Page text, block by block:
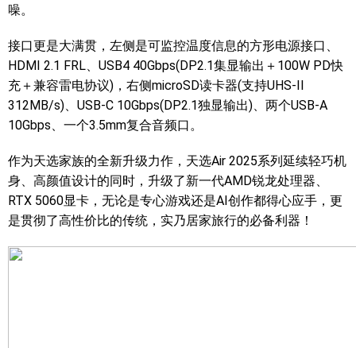
噪。
接口更是大满贯，左侧是可监控温度信息的方形电源接口、
HDMI 2.1 FRL、USB4 40Gbps(DP2.1集显输出＋100W PD快
充＋兼容雷电协议)，右侧microSD读卡器(支持UHS-II
312MB/s)、USB-C 10Gbps(DP2.1独显输出)、两个USB-A
10Gbps、一个3.5mm复合音频口。
作为天选家族的全新升级力作，天选Air 2025系列延续轻巧机
身、高颜值设计的同时，升级了新一代AMD锐龙处理器、
RTX 5060显卡，无论是专心游戏还是AI创作都得心应手，更
是贯彻了高性价比的传统，实乃居家旅行的必备利器！